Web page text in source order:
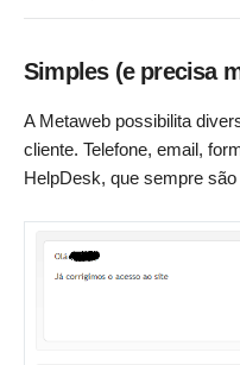
Simples (e precisa
A Metaweb possibilita
cliente. Telefone, email,
HelpDesk, que sempre